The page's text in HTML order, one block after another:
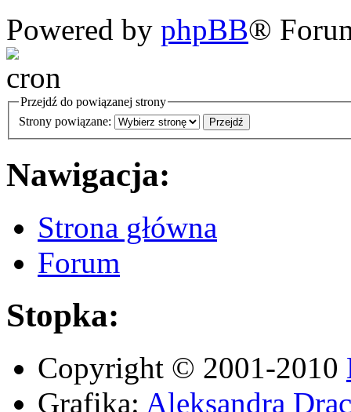
Powered by phpBB®
Przejdź do powiązanej strony
Strony powiązane:
Nawigacja:
Strona główna
Forum
Stopka:
Copyright © 2001-2010
Grafika: Aleksandra